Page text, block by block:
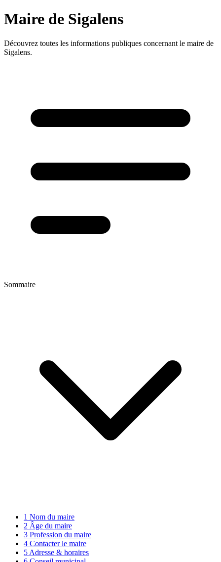
Maire de Sigalens
Découvrez toutes les informations publiques concernant le maire de
Sigalens.
Sommaire
1 Nom du maire
2 Âge du maire
3 Profession du maire
4 Contacter le maire
5 Adresse & horaires